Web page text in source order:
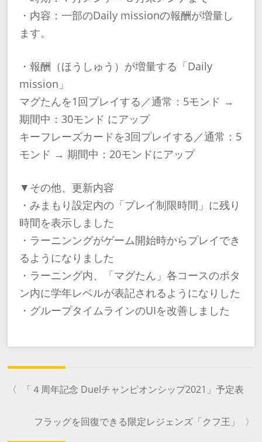
・内容：一部のDaily missionの報酬が増量し
ます。
・報酬（ほうしゅう）が増量する「Daily
mission」
マグたんを1回プレイする／通常：5モンド →
期間中：30モンド にアップ
キーフレーズカードを3回プレイする／通常：5
モンド → 期間中：20モンドにアップ
▼その他、更新内容
・みまもり設定内の「プレイ制限時間」に残り
時間を表示しました
・ラーニンングがゲーム開始時からプレイでき
るようになりました
・ラーニング内、「マグたん」各コースのボタ
ン内に学年レベルが表記されるようになりした
・グループタイムラインのUIを改善しました
〈 「４周年記念 Duelチャンピオンシップ2021」予定表
フラッグを回復できる限定レジェンズ「クフ王」 〉